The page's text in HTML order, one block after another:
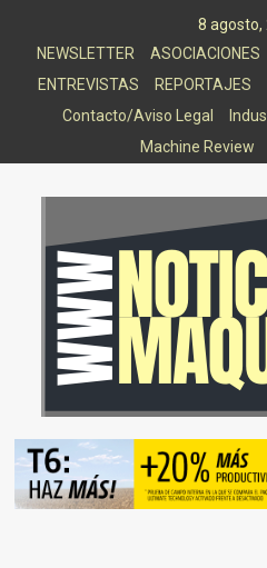
8 agosto,
NEWSLETTER
ASOCIACIONES
ENTREVISTAS
REPORTAJES
Contacto/Aviso Legal
Machine Review